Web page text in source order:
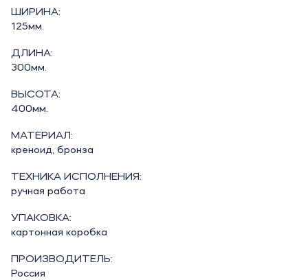
ШИРИНА:
125мм.
ДЛИНА:
300мм.
ВЫСОТА:
400мм.
МАТЕРИАЛ:
креноид, бронза
ТЕХНИКА ИСПОЛНЕНИЯ:
ручная работа
УПАКОВКА:
картонная коробка
ПРОИЗВОДИТЕЛЬ:
Россия